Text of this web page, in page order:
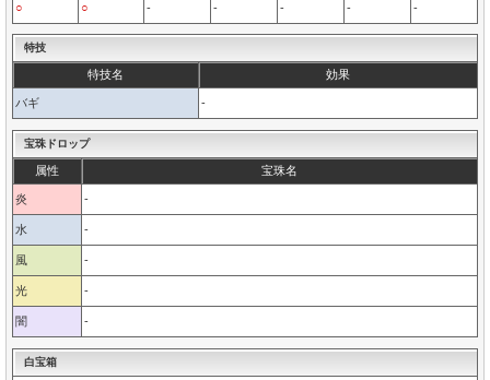
○ ○ - - - - -
特技
特技名 効果
バギ -
宝珠ドロップ
属性 宝珠名
炎 -
水 -
風 -
光 -
闇 -
白宝箱